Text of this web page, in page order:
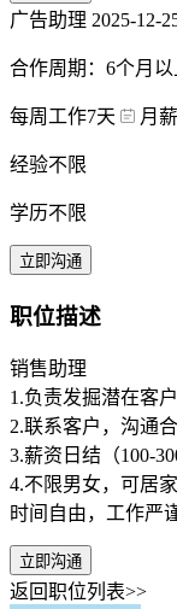
广告助理 2025-12-
合作周期：6个月以
每周工作7天 月薪
经验不限
学历不限
立即沟通
职位描述
销售助理
1.负责发掘潜在客
2.联系客户，沟通
3.薪资日结（100-
4.不限男女，可居
时间自由，工作严
立即沟通
返回职位列表>>